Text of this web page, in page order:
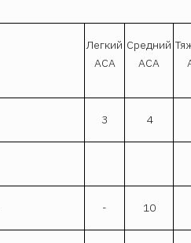
Легкий
АСА
Средний
АСА
3 4
- 10